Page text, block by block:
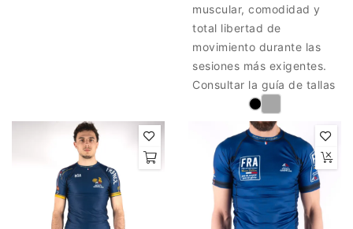
muscular, comodidad y
total libertad de
movimiento durante las
sesiones más exigentes.
Consultar la guía de tallas